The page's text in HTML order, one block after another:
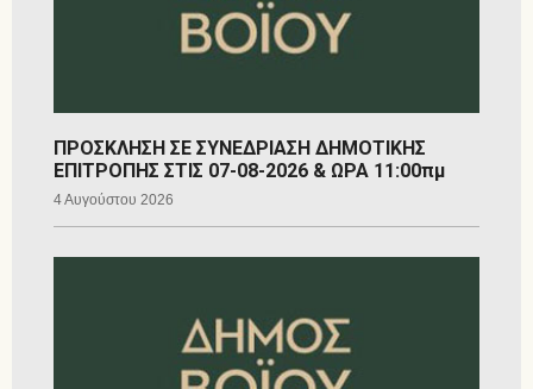
ΠΡΟΣΚΛΗΣΗ ΣΕ ΣΥΝΕΔΡΙΑΣΗ ΔΗΜΟΤΙΚΗΣ
ΕΠΙΤΡΟΠΗΣ ΣΤΙΣ 07-08-2026 & ΩΡΑ 11:00πμ
4 Αυγούστου 2026